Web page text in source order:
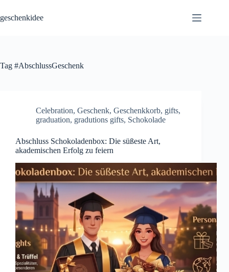
content
geschenkidee
Tag #AbschlussGeschenk
Celebration, Geschenk, Geschenkkorb, gifts,
graduation, gradutions gifts, Schokolade
Abschluss Schokoladenbox: Die süßeste Art,
akademischen Erfolg zu feiern